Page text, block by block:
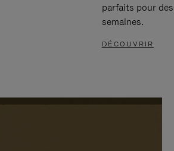
parfaits pour
semaines.
DÉCOUVRIR